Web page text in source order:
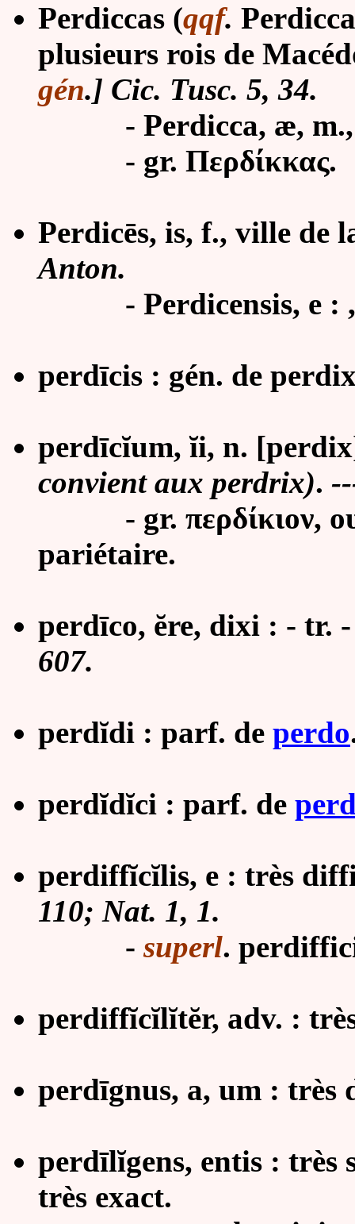
Perdiccas (qqf.
plusieurs rois de
gén.] Cic. Tusc. 5, 34.
- Perdicca, æ,
- gr. Περδίκκας.
Perdicēs, is, f., ville de
Anton.
- Perdicensis, e :
perdīcis : gén. de
perdīcĭum, ĭi, n.
convient aux perdrix).
- gr. περδίκιον,
pariétaire.
perdīco, ĕre, dixi : - tr.
607.
perdĭdi : parf. de perdo
perdĭdĭci : parf. de
perdiffĭcĭlis, e : très
110; Nat. 1, 1.
-superl.
perdiffĭcĭlĭtĕr, adv. :
perdīgnus, a, um : très
perdīlĭgens, entis : très
très exact.